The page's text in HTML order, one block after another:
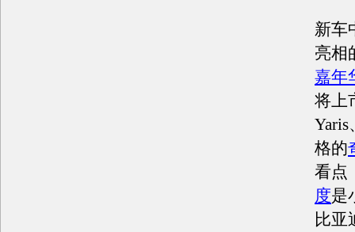
新车
亮相
嘉年
将上
格的
看点
度是
比亚